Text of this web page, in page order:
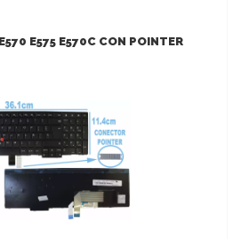
E575 E570C CON POINTER
VER MAS
AL CARRITO